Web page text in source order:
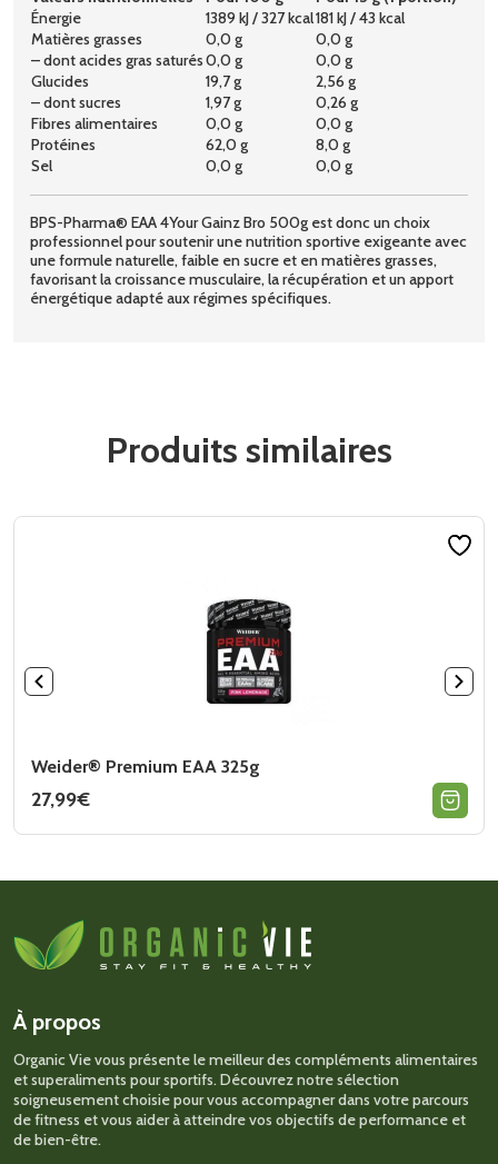
Énergie
1389 kJ / 327 kcal181 kJ / 43 kcal
Matières grasses
0,0 g
0,0 g
– dont acides gras saturés0,0 g
0,0 g
Glucides
19,7 g
2,56 g
– dont sucres
1,97 g
0,26 g
Fibres alimentaires
0,0 g
0,0 g
Protéines
62,0 g
8,0 g
Sel
0,0 g 0,0 g
BPS-Pharma® EAA 4Your Gainz Bro 500g est donc un choix
professionnel pour soutenir une nutrition sportive exigeante avec
une formule naturelle, faible en sucre et en matières grasses,
favorisant la croissance musculaire, la récupération et un apport
énergétique adapté aux régimes spécifiques.
Produits similaires
Weider® Premium EAA 325g
27,99€
produit
options
peuvent
être
la
du
produit
À propos
Organic Vie vous présente le meilleur des compléments alimentaires
et superaliments pour sportifs. Découvrez notre sélection
soigneusement choisie pour vous accompagner dans votre parcours
de fitness et vous aider à atteindre vos objectifs de performance et
de bien-être.